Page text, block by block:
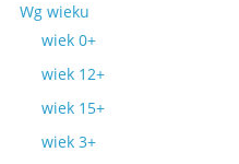
Wg wieku
wiek 0+
wiek 12+
wiek 15+
wiek 3+